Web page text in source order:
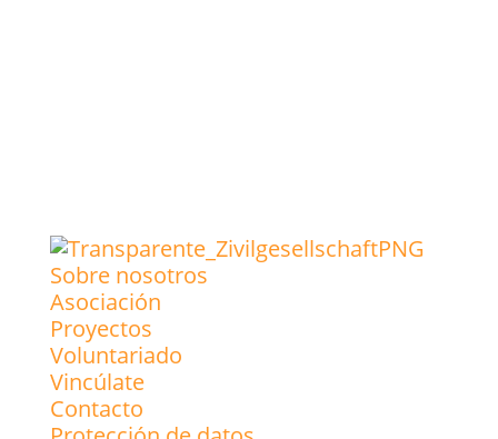
Sobre nosotros
Asociación
Proyectos
Voluntariado
Vincúlate
Contacto